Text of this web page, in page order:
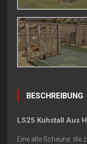
BESCHREIBUNG
LS25 Kuhstall Aus
Eine alte Scheune, die